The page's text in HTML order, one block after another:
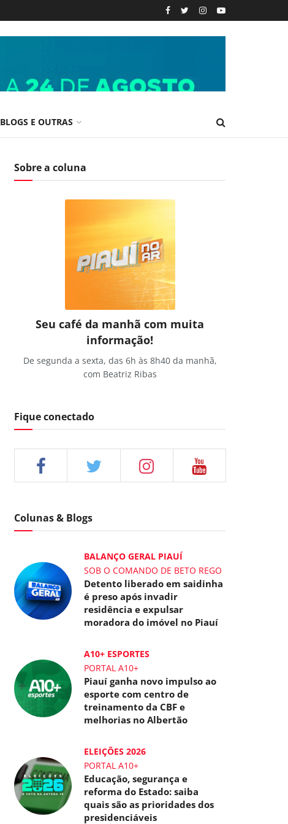
BLOGS E OUTRAS
Sobre a coluna
Seu café da manhã com muita
informação!
De segunda a sexta, das 6h às 8h40 da manhã,
com Beatriz Ribas
Fique conectado
Colunas & Blogs
BALANÇO GERAL PIAUÍ
SOB O COMANDO DE BETO REGO
Detento liberado em saidinha
é preso após invadir
residência e expulsar
moradora do imóvel no Piauí
A10+ ESPORTES
PORTAL A10+
Piauí ganha novo impulso ao
esporte com centro de
treinamento da CBF e
melhorias no Albertão
ELEIÇÕES 2026
PORTAL A10+
Educação, segurança e
reforma do Estado: saiba
quais são as prioridades dos
presidenciáveis